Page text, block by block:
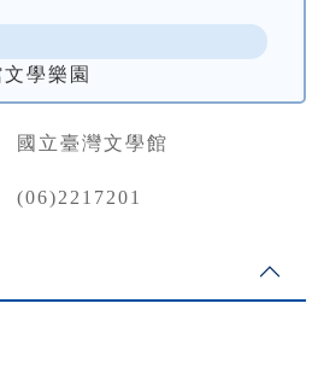
學樂園
國立臺灣文學館
(06)2217201